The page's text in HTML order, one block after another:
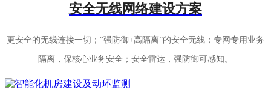
安全无线网络建设方案
更安全的无线连接一切；“强防御+高隔离”的安全无线；专网专用业务
隔离，保核心业务安全；安全雷达，强防御可感知。